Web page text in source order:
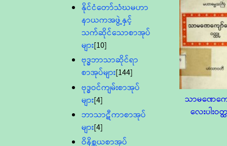
နိုင်ငံတော်သံဃမဟာ
နာယကအဖွဲ့နှင့်
သက်ဆိုင်သောစာအုပ်
များ[10]
ဗုဒ္ဓဘာသာဆိုင်ရာ
စာအုပ်များ[144]
ဗုဒ္ဓဝင်ကျမ်းစာအုပ်
များ[4]
ဘာသာဋီကာစာအုပ်
များ[4]
ဝိနိစ္ဆယစာအုပ်
သာမဏေကျ
လေးပါးဝ